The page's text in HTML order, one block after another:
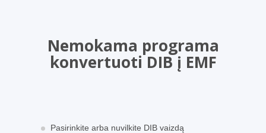
Nemokama programa
konvertuoti DIB į EMF
Pasirinkite arba nuvilkite DIB vaizdą